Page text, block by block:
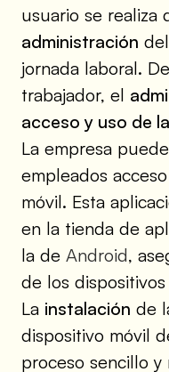
usuario se realiza
administración
jornada laboral.
trabajador, el
acceso y uso de
La empresa
empleados
móvil. Esta
en la tienda de
la de Android,
de los
La instalación de
dispositivo móvil
proceso sencillo